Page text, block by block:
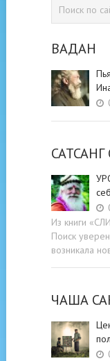
ВАДАН
Из книги
Поиск
возникала
ЧАША